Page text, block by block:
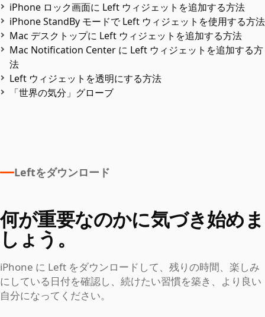
iPhone ロック画面に Left ウィジェットを追加する方法
iPhone StandBy モードで Left ウィジェットを使用する方法
Mac デスクトップに Left ウィジェットを追加する方法
Mac Notification Center に Left ウィジェットを追加する方
法
Left ウィジェットを透明にする方法
「世界の気分」グローブ
Leftをダウンロード
何が重要なのかに気づき始めま
しょう。
iPhone に Left をダウンロードして、残りの時間、楽しみ
にしている日付を確認し、続けたい習慣を築き、より良い
自分になってください。